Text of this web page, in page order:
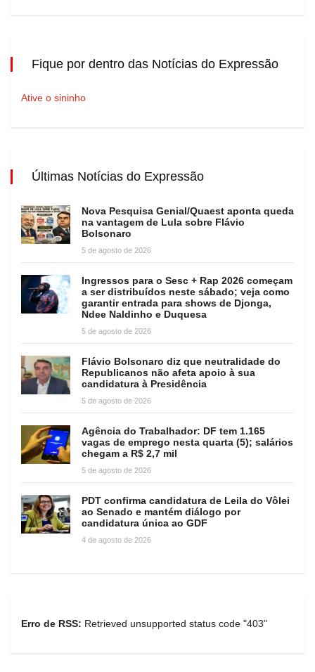
Fique por dentro das Notícias do Expressão
Ative o sininho
Últimas Notícias do Expressão
Nova Pesquisa Genial/Quaest aponta queda
na vantagem de Lula sobre Flávio
Bolsonaro
5 de agosto de 2026
Ingressos para o Sesc + Rap 2026 começam
a ser distribuídos neste sábado; veja como
garantir entrada para shows de Djonga,
Ndee Naldinho e Duquesa
5 de agosto de 2026
Flávio Bolsonaro diz que neutralidade do
Republicanos não afeta apoio à sua
candidatura à Presidência
5 de agosto de 2026
Agência do Trabalhador: DF tem 1.165
vagas de emprego nesta quarta (5); salários
chegam a R$ 2,7 mil
5 de agosto de 2026
PDT confirma candidatura de Leila do Vôlei
ao Senado e mantém diálogo por
candidatura única ao GDF
4 de agosto de 2026
Erro de RSS: Retrieved unsupported status code "403"